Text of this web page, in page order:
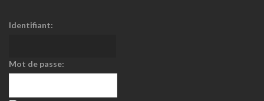
Identifiant:
Mot de passe: